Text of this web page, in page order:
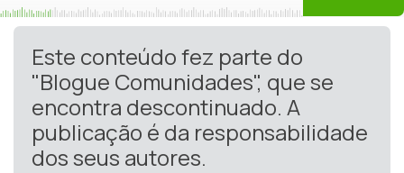
Este conteúdo fez parte do
"Blogue Comunidades", que se
encontra descontinuado. A
publicação é da responsabilidade
dos seus autores.